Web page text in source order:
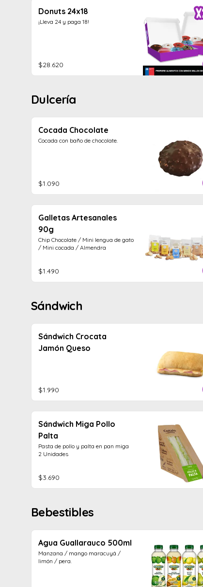
Donuts 24x18
¡Lleva 24 y paga 18!
$28.620
Dulcería
Cocada Chocolate
Cocada con baño de chocolate.
$1.090
Galletas Artesanales
90g
Chip Chocolate / Mini lengua de gato
/ Mini cocada / Almendra
$1.490
Sándwich
Sándwich Crocata
Jamón Queso
$1.990
Sándwich Miga Pollo
Palta
Pasta de pollo y palta en pan miga
2 Unidades
$3.690
Bebestibles
Agua Guallarauco 500ml
Manzana / mango maracuyá /
limón / pera.